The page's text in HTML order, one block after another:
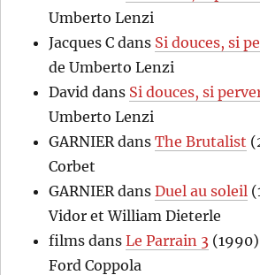
Umberto Lenzi
Jacques C dans Si douces, si
de Umberto Lenzi
David dans Si douces, si
Umberto Lenzi
GARNIER dansThe Brutalist
Corbet
GARNIER dansDuel au soleil
Vidor et William Dieterle
films dansLe Parrain 3
Ford Coppola